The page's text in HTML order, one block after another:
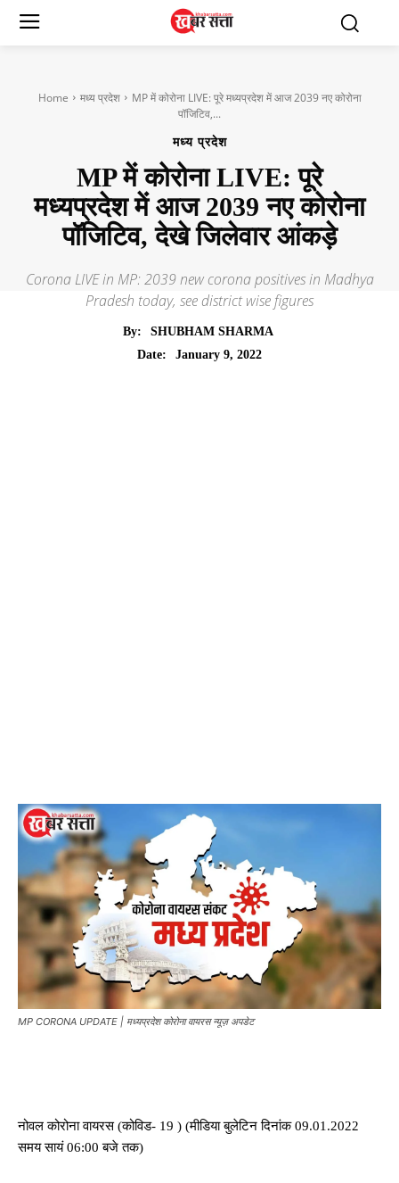
Home मध्य प्रदेश
MP में कोरोना LIVE: पूरे मध्यप्रदेश में आज 2039 नए कोरोना
पॉजिटिव,...
मध्य प्रदेश
MP में कोरोना LIVE: पूरे
मध्यप्रदेश में आज 2039 नए कोरोना
पॉजिटिव, देखे जिलेवार आंकड़े
Corona LIVE in MP: 2039 new corona positives in Madhya
Pradesh today, see district wise figures
By:
SHUBHAM SHARMA
Date:
January 9, 2022
MP CORONA UPDATE | मध्यप्रदेश कोरोना वायरस न्यूज़ अपडेट
नोवल कोरोना वायरस (कोविड- 19 ) (मीडिया बुलेटिन दिनांक 09.01.2022
समय सायं 06:00 बजे तक)